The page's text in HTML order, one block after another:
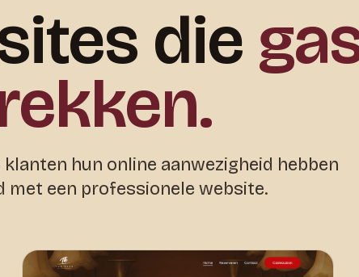
die
klanten hun online aanwezigheid hebben
met een professionele website.